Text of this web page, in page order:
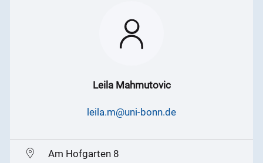
Leila Mahmutovic
leila.m@uni-bonn.de
Am Hofgarten 8